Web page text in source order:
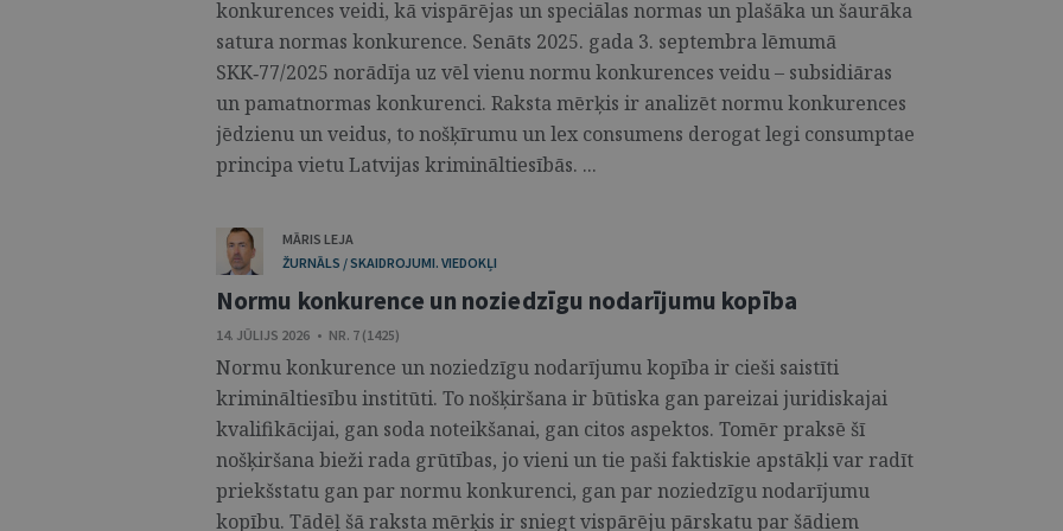
konkurences veidi, kā vispārējas un speciālas normas un plašāka un šaurāka
satura normas konkurence. Senāts 2025. gada 3. septembra lēmumā
SKK‑77/2025 norādīja uz vēl vienu normu konkurences veidu – subsidiāras
un pamatnormas konkurenci. Raksta mērķis ir analizēt normu konkurences
jēdzienu un veidus, to nošķīrumu un lex consumens derogat legi consumptae
principa vietu Latvijas krimināltiesībās. ...
MĀRIS LEJA
ŽURNĀLS / SKAIDROJUMI. VIEDOKĻI
Normu konkurence un noziedzīgu nodarījumu kopība
14. JŪLIJS 2026 • NR. 7 (1425)
Normu konkurence un noziedzīgu nodarījumu kopība ir cieši saistīti
krimināltiesību institūti. To nošķiršana ir būtiska gan pareizai juridiskajai
kvalifikācijai, gan soda noteikšanai, gan citos aspektos. Tomēr praksē šī
nošķiršana bieži rada grūtības, jo vieni un tie paši faktiskie apstākļi var radīt
priekšstatu gan par normu konkurenci, gan par noziedzīgu nodarījumu
kopību. Tādēļ šā raksta mērķis ir sniegt vispārēju pārskatu par šādiem